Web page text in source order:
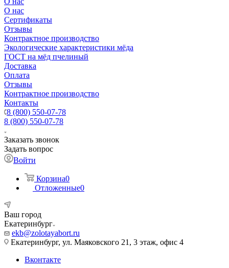
О нас
Сертификаты
Отзывы
Контрактное производство
Экологические характеристики мёда
ГОСТ на мёд пчелиный
Доставка
Оплата
Отзывы
Контрактное производство
Контакты
8 (800) 550-07-78
8 (800) 550-07-78
Заказать звонок
Задать вопрос
Войти
Корзина0
Отложенные0
Ваш город
Екатеринбург
ekb@zolotayabort.ru
Екатеринбург, ул. Маяковского 21, 3 этаж, офис 4
Вконтакте